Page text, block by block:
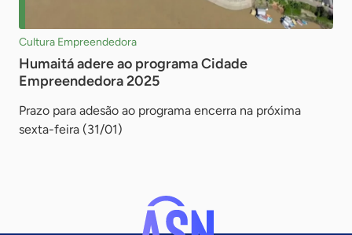
Cultura Empreendedora
Humaitá adere ao programa Cidade
Empreendedora 2025
Prazo para adesão ao programa encerra na próxima
sexta-feira (31/01)